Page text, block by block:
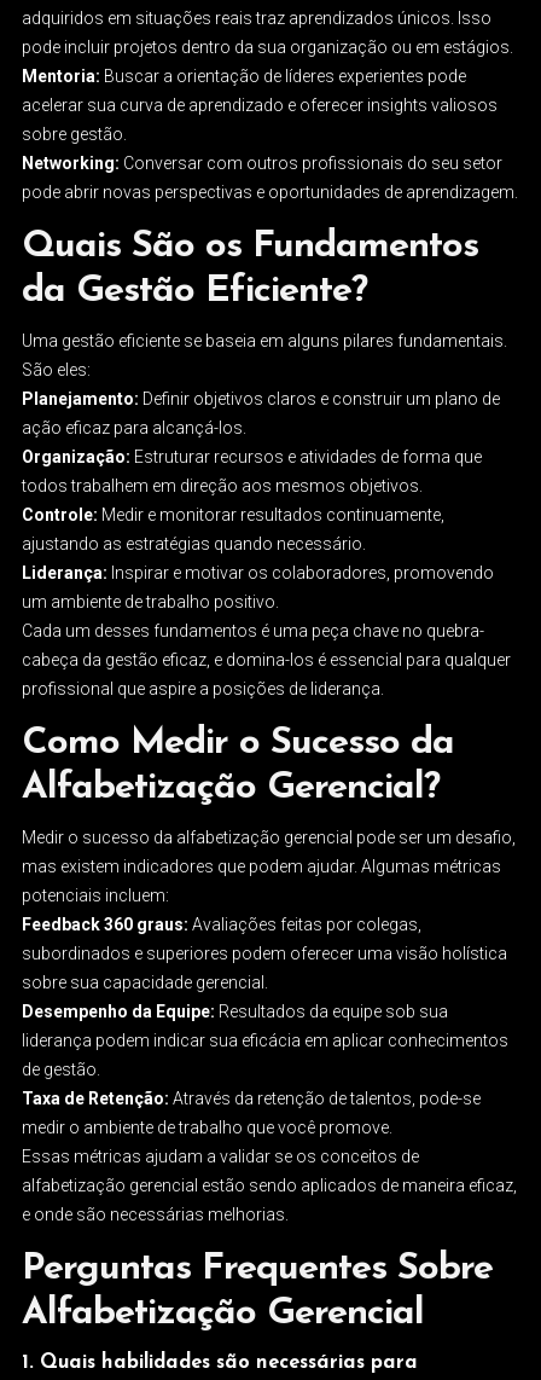
adquiridos em situações reais traz aprendizados únicos. Isso
pode incluir projetos dentro da sua organização ou em estágios.
Mentoria: Buscar a orientação de líderes experientes pode
acelerar sua curva de aprendizado e oferecer insights valiosos
sobre gestão.
Networking: Conversar com outros profissionais do seu setor
pode abrir novas perspectivas e oportunidades de aprendizagem.
Quais São os Fundamentos
da Gestão Eficiente?
Uma gestão eficiente se baseia em alguns pilares fundamentais.
São eles:
Planejamento: Definir objetivos claros e construir um plano de
ação eficaz para alcançá-los.
Organização: Estruturar recursos e atividades de forma que
todos trabalhem em direção aos mesmos objetivos.
Controle: Medir e monitorar resultados continuamente,
ajustando as estratégias quando necessário.
Liderança: Inspirar e motivar os colaboradores, promovendo
um ambiente de trabalho positivo.
Cada um desses fundamentos é uma peça chave no quebra-
cabeça da gestão eficaz, e domina-los é essencial para qualquer
profissional que aspire a posições de liderança.
Como Medir o Sucesso da
Alfabetização Gerencial?
Medir o sucesso da alfabetização gerencial pode ser um desafio,
mas existem indicadores que podem ajudar. Algumas métricas
potenciais incluem:
Feedback 360 graus: Avaliações feitas por colegas,
subordinados e superiores podem oferecer uma visão holística
sobre sua capacidade gerencial.
Desempenho da Equipe: Resultados da equipe sob sua
liderança podem indicar sua eficácia em aplicar conhecimentos
de gestão.
Taxa de Retenção: Através da retenção de talentos, pode-se
medir o ambiente de trabalho que você promove.
Essas métricas ajudam a validar se os conceitos de
alfabetização gerencial estão sendo aplicados de maneira eficaz,
e onde são necessárias melhorias.
Perguntas Frequentes Sobre
Alfabetização Gerencial
1. Quais habilidades são necessárias para